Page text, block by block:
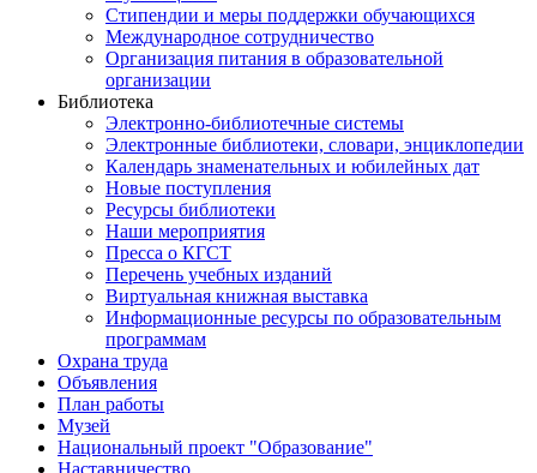
Стипендии и меры поддержки обучающихся
Международное сотрудничество
Организация питания в образовательной
организации
Библиотека
Электронно-библиотечные системы
Электронные библиотеки, словари, энциклопедии
Календарь знаменательных и юбилейных дат
Новые поступления
Ресурсы библиотеки
Наши мероприятия
Пресса о КГСТ
Перечень учебных изданий
Виртуальная книжная выставка
Информационные ресурсы по образовательным
программам
Охрана труда
Объявления
План работы
Музей
Национальный проект "Образование"
Наставничество